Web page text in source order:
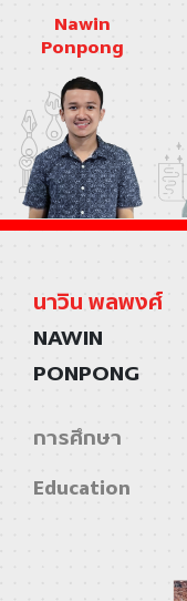
Nawin
Ponpong
นาวิน พลพงศ์
NAWIN
PONPONG
การศึกษา
Education